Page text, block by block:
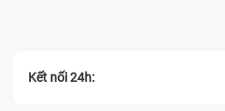
Kết nối 24h: